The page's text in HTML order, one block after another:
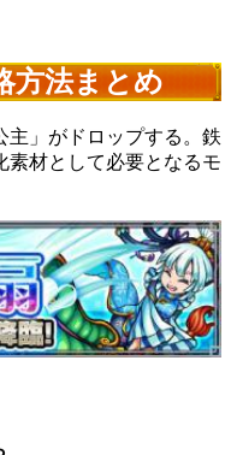
方法まとめ
主」がドロップする。鉄
素材として必要となるモ